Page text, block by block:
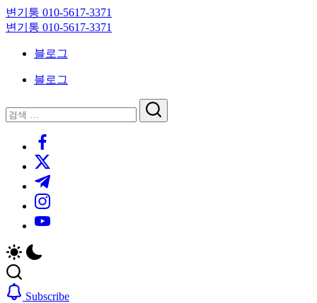
Skip
to
content
변기통 010-5617-3371
변
대
기
변기통 010-5617-3371
크
대
기
블로그
블로그
닫
기
검
검
https://www.facebook.com/
https://twitter.com/
https://t.me/
https://www.instagram.com/
https://youtube.com/
Subscribe